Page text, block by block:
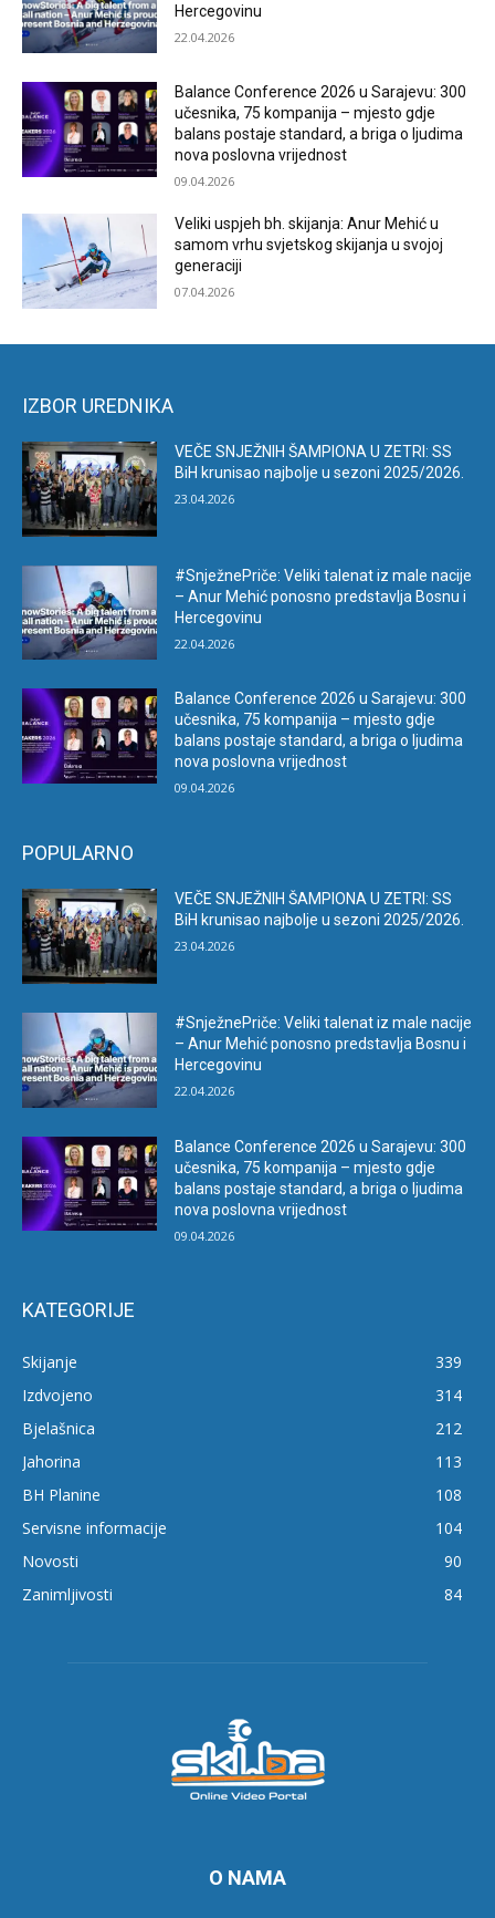
Hercegovinu
22.04.2026
Balance Conference 2026 u Sarajevu: 300
učesnika, 75 kompanija – mjesto gdje
balans postaje standard, a briga o ljudima
nova poslovna vrijednost
09.04.2026
Veliki uspjeh bh. skijanja: Anur Mehić u
samom vrhu svjetskog skijanja u svojoj
generaciji
07.04.2026
IZBOR UREDNIKA
VEČE SNJEŽNIH ŠAMPIONA U ZETRI: SS
BiH krunisao najbolje u sezoni 2025/2026.
23.04.2026
#SnježnePriče: Veliki talenat iz male nacije
– Anur Mehić ponosno predstavlja Bosnu i
Hercegovinu
22.04.2026
Balance Conference 2026 u Sarajevu: 300
učesnika, 75 kompanija – mjesto gdje
balans postaje standard, a briga o ljudima
nova poslovna vrijednost
09.04.2026
POPULARNO
VEČE SNJEŽNIH ŠAMPIONA U ZETRI: SS
BiH krunisao najbolje u sezoni 2025/2026.
23.04.2026
#SnježnePriče: Veliki talenat iz male nacije
– Anur Mehić ponosno predstavlja Bosnu i
Hercegovinu
22.04.2026
Balance Conference 2026 u Sarajevu: 300
učesnika, 75 kompanija – mjesto gdje
balans postaje standard, a briga o ljudima
nova poslovna vrijednost
09.04.2026
KATEGORIJE
Skijanje
339
Izdvojeno
314
Bjelašnica
212
Jahorina
113
BH Planine
108
Servisne informacije
104
Novosti
90
Zanimljivosti
84
O NAMA